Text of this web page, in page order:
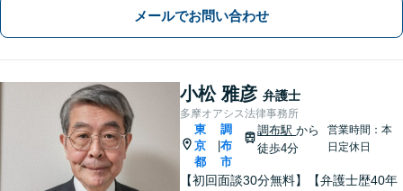
メールでお問い合わせ
小松 雅彦 弁護士
多摩オアシス法律事務所
東
京
都
調
布
市
調布駅から
徒歩4分
営業時間：本
日定休日
【初回面談30分無料】【弁護士歴40年